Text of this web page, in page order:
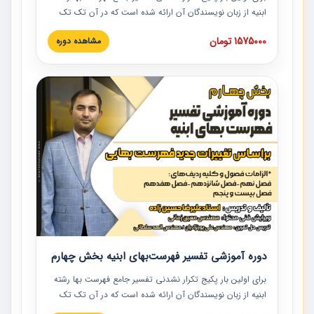
ابنیه از زبان نویسندگان آن ارائه شده است که در آن تک تک
ردیف ها و مطالب فهرست بها تفسیر و ارائه شده است. این
دوره به صورت کامل تصویری بوده و به همراه تصاویر عملیات
دوره با کلام مهندس علیرضاحسین‌زاده مدیر پروژه مهندسی
مشاور در امر بازنگری فهرست بها رشته ابنیه ارائه شده و به تمام
همکارانی که در حوزه صنعت ساخت در حال فعالیت هستند حتما
توصیه می کنیم از مطالب این دوره استفاده نمایند.
1575000 تومان مشاهده دوره
دوره آموزشی تفسیر فهرست‌بهای ابنیه بخش چهارم
برای اولین بار پکیج تکرار نشدنی تفسیر جامع فهرست بها رشته
ابنیه از زبان نویسندگان آن ارائه شده است که در آن تک تک
ردیف ها و مطالب فهرست بها تفسیر و ارائه شده است. این